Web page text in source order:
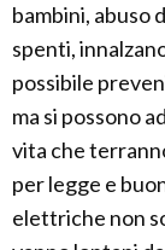
bambini, abuso
spenti,
possibile
ma si possono
vita che
per legge e
elettriche non